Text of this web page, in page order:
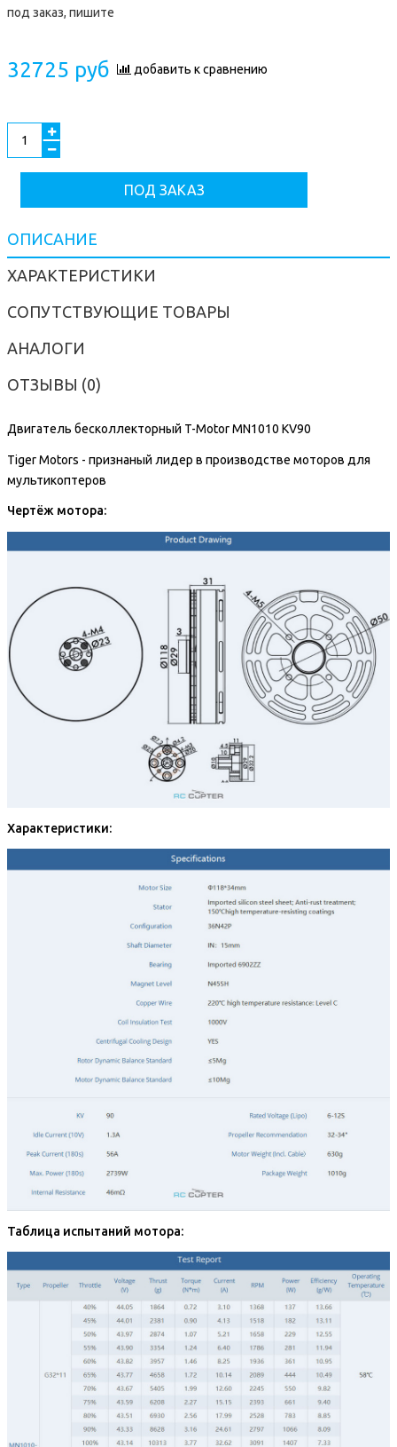
под заказ, пишите
32725 руб добавить к сравнению
ПОД ЗАКАЗ
ОПИСАНИЕ
ХАРАКТЕРИСТИКИ
СОПУТСТВУЮЩИЕ ТОВАРЫ
АНАЛОГИ
ОТЗЫВЫ (0)
Двигатель бесколлекторный T-Motor MN1010 KV90
Tiger Motors - признаный лидер в производстве моторов для
мультикоптеров
Чертёж мотора:
Характеристики:
Таблица испытаний мотора: